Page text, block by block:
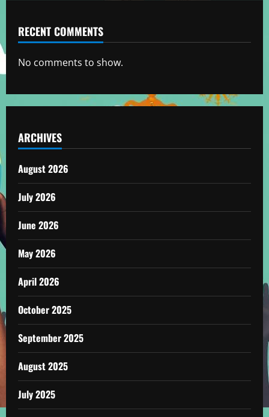
RECENT COMMENTS
No comments to show.
ARCHIVES
August 2026
July 2026
June 2026
May 2026
April 2026
October 2025
September 2025
August 2025
July 2025